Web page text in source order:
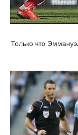
Только что